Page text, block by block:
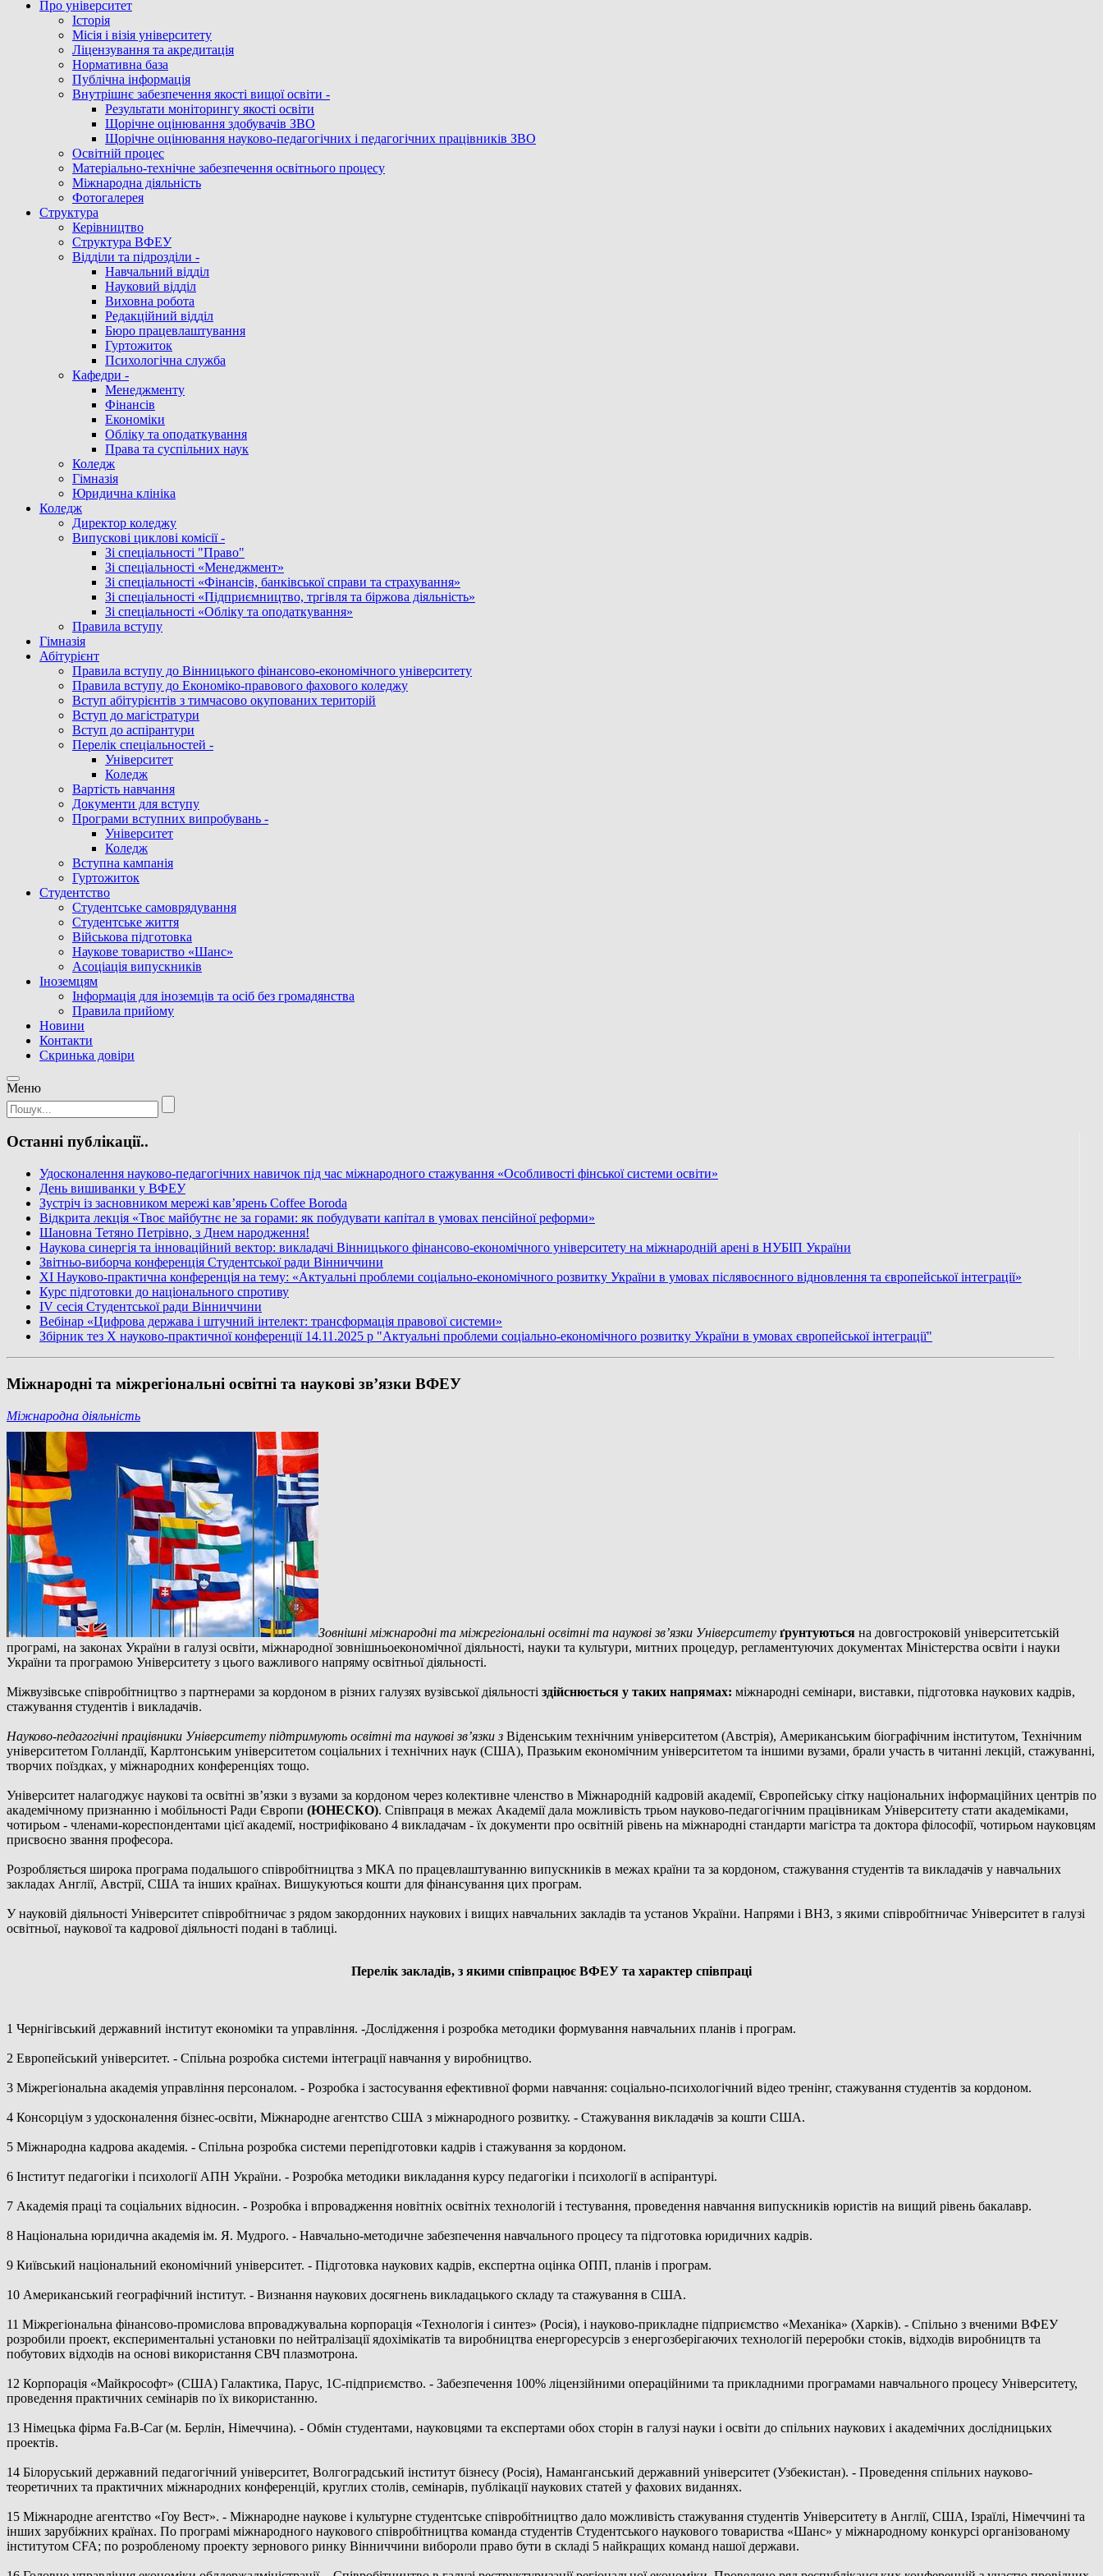
Про університет
Історія
Місія і візія університету
Ліцензування та акредитація
Нормативна база
Публічна інформація
Внутрішнє забезпечення якості вищої освіти -
Результати моніторингу якості освіти
Щорічне оцінювання здобувачів ЗВО
Щорічне оцінювання науково-педагогічних і педагогічних працівників ЗВО
Освітній процес
Матеріально-технічне забезпечення освітнього процесу
Міжнародна діяльність
Фотогалерея
Структура
Керівництво
Структура ВФЕУ
Відділи та підрозділи -
Навчальний відділ
Науковий відділ
Виховна робота
Редакційний відділ
Бюро працевлаштування
Гуртожиток
Психологічна служба
Кафедри -
Менеджменту
Фінансів
Економіки
Обліку та оподаткування
Права та суспільних наук
Коледж
Гімназія
Юридична клініка
Коледж
Директор коледжу
Випускові циклові комісії -
Зі спеціальності "Право"
Зі спеціальності «Менеджмент»
Зі спеціальності «Фінансів, банківської справи та страхування»
Зі спеціальності «Підприємництво, тргівля та біржова діяльність»
Зі спеціальності «Обліку та оподаткування»
Правила вступу
Гімназія
Абітурієнт
Правила вступу до Вінницького фінансово-економічного університету
Правила вступу до Економіко-правового фахового коледжу
Вступ абітурієнтів з тимчасово окупованих територій
Вступ до магістратури
Вступ до аспірантури
Перелік спеціальностей -
Університет
Коледж
Вартість навчання
Документи для вступу
Програми вступних випробувань -
Університет
Коледж
Вступна кампанія
Гуртожиток
Студентство
Cтудентське самоврядування
Студентське життя
Військова підготовка
Наукове товариство «Шанс»
Асоціація випускників
Іноземцям
Інформація для іноземців та осіб без громадянства
Правила прийому
Новини
Контакти
Скринька довіри
Meню
Останні публікації..
Удосконалення науково-педагогічних навичок під час міжнародного стажування «Особливості фінської системи освіти»
День вишиванки у ВФЕУ
Зустріч із засновником мережі кав’ярень Coffee Boroda
Відкрита лекція «Твоє майбутнє не за горами: як побудувати капітал в умовах пенсійної реформи»
Шановна Тетяно Петрівно, з Днем народження!
Наукова синергія та інноваційний вектор: викладачі Вінницького фінансово-економічного університету на міжнародній арені в НУБІП України
Звітньо-виборча конференція Студентської ради Вінниччини
XI Науково-практична конференція на тему: «Актуальні проблеми соціально-економічного розвитку України в умовах післявоєнного відновлення та європейської інтеграції»
Курс підготовки до національного спротиву
IV сесія Студентської ради Вінниччини
Вебінар «Цифрова держава і штучний інтелект: трансформація правової системи»
Збірник тез X науково-практичної конференції 14.11.2025 р "Актуальні проблеми соціально-економічного розвитку України в умовах європейської інтеграції"
Міжнародні та міжрегіональні освітні та наукові зв’язки ВФЕУ
Міжнародна діяльність
Зовнішні міжнародні та міжрегіональні освітні та наукові зв’язки Університету ґрунтуються на довгостроковій університетській
програмі, на законах України в галузі освіти, міжнародної зовнішньоекономічної діяльності, науки та культури, митних процедур, регламентуючих документах Міністерства освіти і науки
України та програмою Університету з цього важливого напряму освітньої діяльності.
Міжвузівське співробітництво з партнерами за кордоном в різних галузях вузівської діяльності здійснюється у таких напрямах: міжнародні семінари, виставки, підготовка наукових кадрів,
стажування студентів і викладачів.
Науково-педагогічні працівники Університету підтримують освітні та наукові зв’язки з Віденським технічним університетом (Австрія), Американським біографічним інститутом, Технічним
університетом Голландії, Карлтонським університетом соціальних і технічних наук (США), Празьким економічним університетом та іншими вузами, брали участь в читанні лекцій, стажуванні,
творчих поїздках, у міжнародних конференціях тощо.
Університет налагоджує наукові та освітні зв’язки з вузами за кордоном через колективне членство в Міжнародній кадровій академії, Європейську сітку національних інформаційних центрів по
академічному признанню і мобільності Ради Європи (ЮНЕСКО). Співпраця в межах Академії дала можливість трьом науково-педагогічним працівникам Університету стати академіками,
чотирьом - членами-кореспондентами цієї академії, нострифіковано 4 викладачам - їх документи про освітній рівень на міжнародні стандарти магістра та доктора філософії, чотирьом науковцям
присвоєно звання професора.
Розробляється широка програма подальшого співробітництва з МКА по працевлаштуванню випускників в межах країни та за кордоном, стажування студентів та викладачів у навчальних
закладах Англії, Австрії, США та інших країнах. Вишукуються кошти для фінансування цих програм.
У науковій діяльності Університет співробітничає з рядом закордонних наукових і вищих навчальних закладів та установ України. Напрями і ВНЗ, з якими співробітничає Університет в галузі
освітньої, наукової та кадрової діяльності подані в таблиці.
Перелік закладів, з якими співпрацює ВФЕУ та характер співпраці
1 Чернігівський державний інститут економіки та управління. -Дослідження і розробка методики формування навчальних планів і програм.
2 Европейський університет. - Спільна розробка системи інтеграції навчання у виробництво.
3 Міжрегіональна академія управління персоналом. - Розробка і застосування ефективної форми навчання: соціально-психологічний відео тренінг, стажування студентів за кордоном.
4 Консорціум з удосконалення бізнес-освіти, Міжнародне агентство США з міжнародного розвитку. - Стажування викладачів за кошти США.
5 Міжнародна кадрова академія. - Спільна розробка системи перепідготовки кадрів і стажування за кордоном.
6 Інститут педагогіки і психології АПН України. - Розробка методики викладання курсу педагогіки і психології в аспірантурі.
7 Академія праці та соціальних відносин. - Розробка і впровадження новітніх освітніх технологій і тестування, проведення навчання випускників юристів на вищий рівень бакалавр.
8 Національна юридична академія ім. Я. Мудрого. - Навчально-методичне забезпечення навчального процесу та підготовка юридичних кадрів.
9 Київський національний економічний університет. - Підготовка наукових кадрів, експертна оцінка ОПП, планів і програм.
10 Американський географічний інститут. - Визнання наукових досягнень викладацького складу та стажування в США.
11 Міжрегіональна фінансово-промислова впроваджувальна корпорація «Технологія і синтез» (Росія), і науково-прикладне підприємство «Механіка» (Харків). - Спільно з вченими ВФЕУ
розробили проект, експериментальні установки по нейтралізації ядохімікатів та виробництва енергоресурсів з енергозберігаючих технологій переробки стоків, відходів виробництв та
побутових відходів на основі використання СВЧ плазмотрона.
12 Корпорація «Майкрософт» (США) Галактика, Парус, 1С-підприємство. - Забезпечення 100% ліцензійними операційними та прикладними програмами навчального процесу Університету,
проведення практичних семінарів по їх використанню.
13 Німецька фірма Fa.B-Car (м. Берлін, Німеччина). - Обмін студентами, науковцями та експертами обох сторін в галузі науки і освіти до спільних наукових і академічних дослідницьких
проектів.
14 Білоруський державний педагогічний університет, Волгоградський інститут бізнесу (Росія), Наманганський державний університет (Узбекистан). - Проведення спільних науково-
теоретичних та практичних міжнародних конференцій, круглих столів, семінарів, публікації наукових статей у фахових виданнях.
15 Міжнародне агентство «Гоу Вест». - Міжнародне наукове і культурне студентське співробітництво дало можливість стажування студентів Університету в Англії, США, Ізраїлі, Німеччині та
інших зарубіжних країнах. По програмі міжнародного наукового співробітництва команда студентів Студентського наукового товариства «Шанс» у міжнародному конкурсі організованому
інститутом CFA; по розробленому проекту зернового ринку Вінниччини вибороли право бути в складі 5 найкращих команд нашої держави.